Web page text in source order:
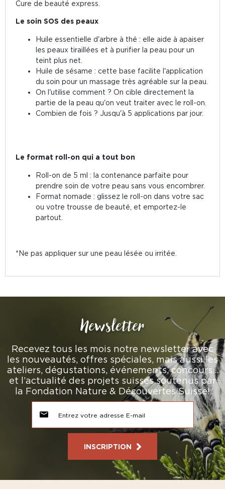
Cure de beauté express.
Le soin SOS des peaux
Huile essentielle d'arbre à thé : elle aide à apaiser
les peaux tiraillées et à purifier la peau pour un
teint plus net.
Huile de sésame : cette base facilite l'application
du soin pour un massage très agréable sur la peau.
On l'utilise comment ? On cible directement la
partie de la peau qu'on veut traiter avec le roll-on.
Combien de fois ? Jusqu'à 5 applications par jour.
Le format roll-on qui a tout bon
Roll-on de 5 ml : la contenance parfaite pour
prendre soin de votre peau sans vous encombrer.
Format nomade : glissez le roll-on dans votre sac
ou votre trousse de beauté, et emportez-le
partout.
*Ne pas appliquer sur une peau lésée ou irritée.
Newsletter
Recevez tous les mois notre newsletter avec
les nouveautés, offres spéciales, mais aussi les
ateliers, dégustations, événements, concours…
et l’actualité des projets suisses soutenus par
la Fondation Nature & Découvertes Suisse!
INSCRIPTION